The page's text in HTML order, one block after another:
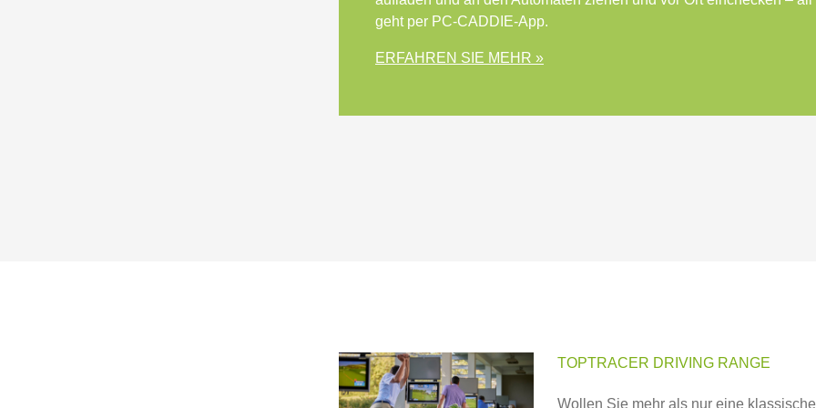
geht per PC-CADDIE-App.
ERFAHREN SIE MEHR »
TOPTRACER DRIVING RANGE
Wollen Sie mehr als nur eine